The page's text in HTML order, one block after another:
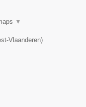
▼
Vlaanderen)